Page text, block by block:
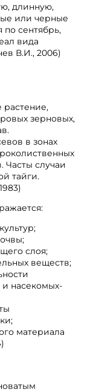
длинную,
или черные
сентябрь,
вида
В.И., 2006)
зерновых,
в зонах
Часты случаи
тайги.
слоя;
веществ;
и насекомых-
материала